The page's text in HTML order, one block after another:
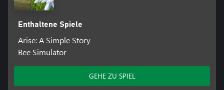
Enthaltene Spiele
Arise: A Simple Story
Bee Simulator
GEHE ZU SPIEL